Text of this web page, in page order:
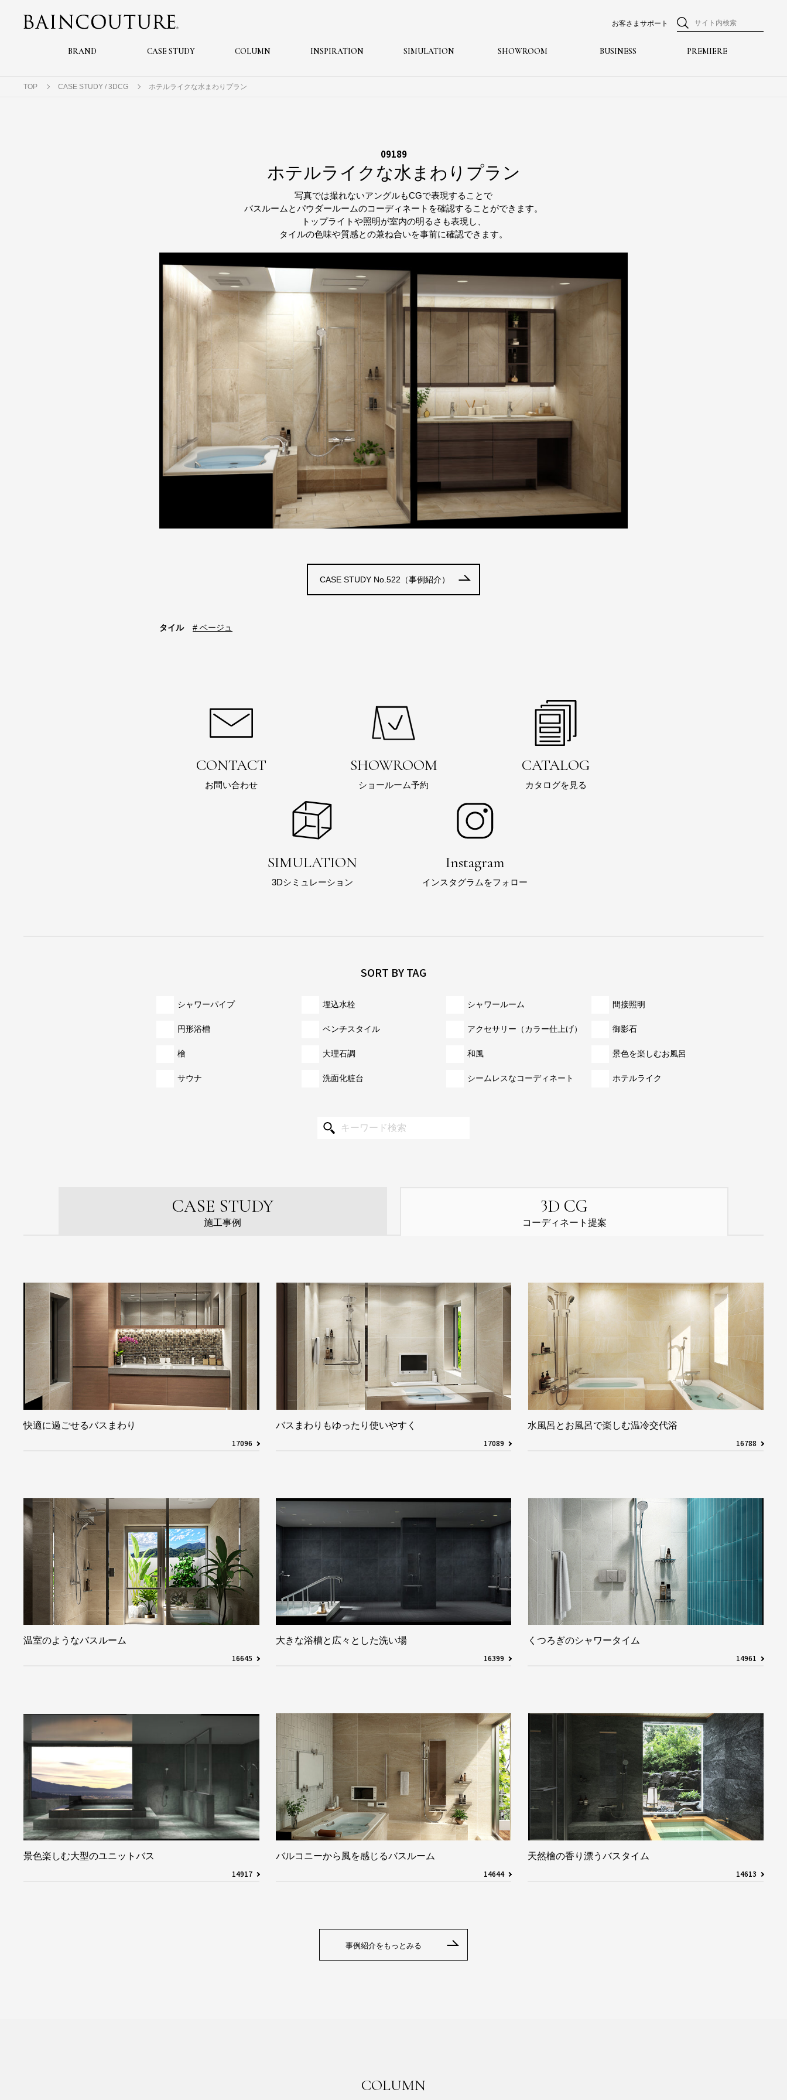
BRAND CASE STUDY COLUMN INSPIRATION SIMULATION SHOWROOM BUSINESS PREMIERE
お客さまサポート
TOP CASE STUDY / 3DCG ホテルライクな水まわりプラン
09189
ホテルライクな水まわりプラン
写真では撮れないアングルもCGで表現することで
バスルームとパウダールームのコーディネートを確認することができます。
トップライトや照明が室内の明るさも表現し、
タイルの色味や質感との兼ね合いを事前に確認できます。
CASE STUDY No.522（事例紹介）
タイル # ベージュ
CONTACT
お問い合わせ
SHOWROOM
ショールーム予約
CATALOG
カタログを見る
SIMULATION
3Dシミュレーション
Instagram
インスタグラムをフォロー
SORT BY TAG
シャワーパイプ 埋込水栓 シャワールーム 間接照明
円形浴槽 ベンチスタイル アクセサリー （カラー仕上げ） 御影石
檜 大理石調 和風 景色を楽しむお風呂
サウナ 洗面化粧台 シームレスなコーディネート ホテルライク
CASE STUDY
施工事例
3D CG
コーディネート提案
快適に過ごせるバスまわり
17096
バスまわりもゆったり使いやすく
17089
水風呂とお風呂で楽しむ温冷交代浴
16788
温室のようなバスルーム
16645
大きな浴槽と広々とした洗い場
16399
くつろぎのシャワータイム
14961
景色楽しむ大型のユニットバス
14917
バルコニーから風を感じるバスルーム
14644
天然檜の香り漂うバスタイム
14613
事例紹介をもっとみる
COLUMN